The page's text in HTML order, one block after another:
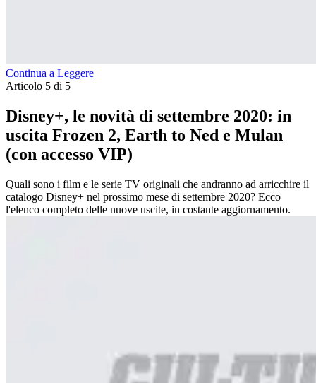
Continua a Leggere
Articolo 5 di 5
Disney+, le novità di settembre 2020: in
uscita Frozen 2, Earth to Ned e Mulan
(con accesso VIP)
Quali sono i film e le serie TV originali che andranno ad arricchire il
catalogo Disney+ nel prossimo mese di settembre 2020? Ecco
l'elenco completo delle nuove uscite, in costante aggiornamento.